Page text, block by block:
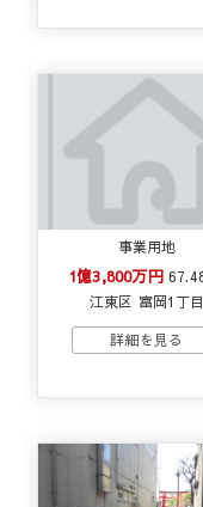
事業用地
1億3,800万円
江東区 富岡1丁目